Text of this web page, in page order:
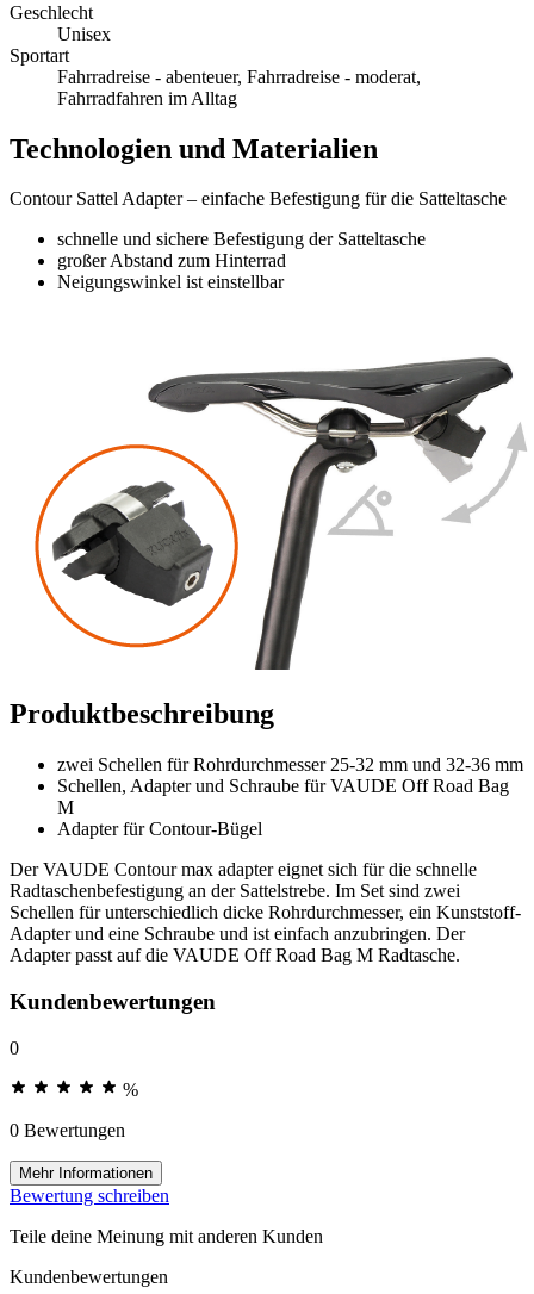
Geschlecht
Unisex
Sportart
Fahrradreise - abenteuer, Fahrradreise - moderat,
Fahrradfahren im Alltag
Technologien und Materialien
Contour Sattel Adapter – einfache Befestigung für die Satteltasche
schnelle und sichere Befestigung der Satteltasche
großer Abstand zum Hinterrad
Neigungswinkel ist einstellbar
Produktbeschreibung
zwei Schellen für Rohrdurchmesser 25-32 mm und 32-36 mm
Schellen, Adapter und Schraube für VAUDE Off Road Bag
M
Adapter für Contour-Bügel
Der VAUDE Contour max adapter eignet sich für die schnelle
Radtaschenbefestigung an der Sattelstrebe. Im Set sind zwei
Schellen für unterschiedlich dicke Rohrdurchmesser, ein Kunststoff-
Adapter und eine Schraube und ist einfach anzubringen. Der
Adapter passt auf die VAUDE Off Road Bag M Radtasche.
Kundenbewertungen
0
%
0 Bewertungen
Mehr Informationen
Bewertung schreiben
Teile deine Meinung mit anderen Kunden
Kundenbewertungen